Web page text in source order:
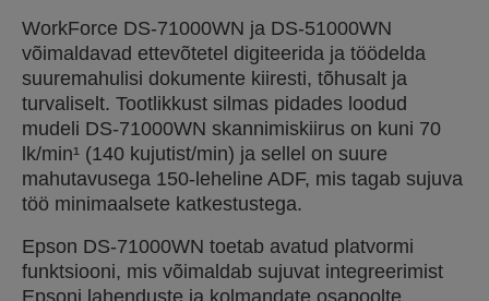
WorkForce DS-71000WN ja DS-51000WN
võimaldavad ettevõtetel digiteerida ja töödelda
suuremahulisi dokumente kiiresti, tõhusalt ja
turvaliselt. Tootlikkust silmas pidades loodud
mudeli DS-71000WN skannimiskiirus on kuni 70
lk/min¹ (140 kujutist/min) ja sellel on suure
mahutavusega 150-leheline ADF, mis tagab sujuva
töö minimaalsete katkestustega.
Epson DS-71000WN toetab avatud platvormi
funktsiooni, mis võimaldab sujuvat integreerimist
Epsoni lahenduste ja kolmandate osapoolte